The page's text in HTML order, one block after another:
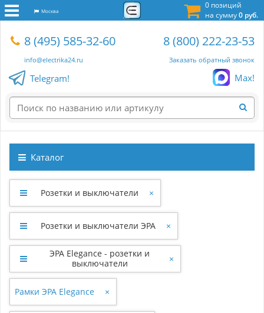
0 позиций
на сумму0 руб.
Москва
8 (495) 585-32-60
info@electrika24.ru
8 (800) 222-23-53
Заказать обратный звонок
Telegram! Max!
Каталог
Розетки и выключатели ×
Розетки и выключатели ЭРА ×
ЭРА Elegance - розетки и
выключатели
×
Рамки ЭРА Elegance ×